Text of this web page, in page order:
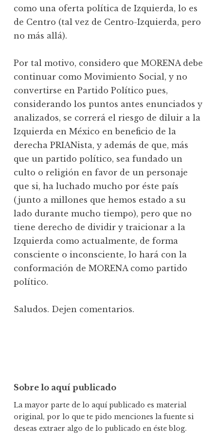
como una oferta política de Izquierda, lo es
de Centro (tal vez de Centro-Izquierda, pero
no más allá).
Por tal motivo, considero que MORENA debe
continuar como Movimiento Social, y no
convertirse en Partido Político pues,
considerando los puntos antes enunciados y
analizados, se correrá el riesgo de diluir a la
Izquierda en México en beneficio de la
derecha PRIANista, y además de que, más
que un partido político, sea fundado un
culto o religión en favor de un personaje
que si, ha luchado mucho por éste país
(junto a millones que hemos estado a su
lado durante mucho tiempo), pero que no
tiene derecho de dividir y traicionar a la
Izquierda como actualmente, de forma
consciente o inconsciente, lo hará con la
conformación de MORENA como partido
político.
Saludos. Dejen comentarios.
Sobre lo aquí publicado
La mayor parte de lo aquí publicado es material
original, por lo que te pido menciones la fuente si
deseas extraer algo de lo publicado en éste blog.